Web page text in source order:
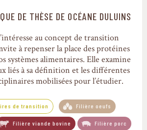
DE THÈSE DE OCÉANE DULUINS
au concept de transition
à repenser la place des protéines
systèmes alimentaires. Elle examine
liés à sa définition et les différentes
mobilisées pour l’étudier.
de transition Filière oeufs
Filière viande bovine Filière porc